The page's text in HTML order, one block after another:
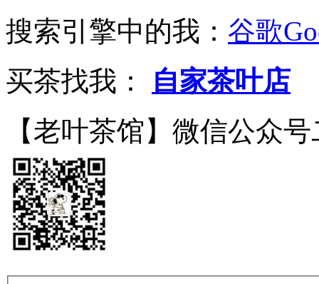
搜索引擎中的我： 谷歌
买茶找我：
自家茶叶店
【老叶茶馆】微信公众